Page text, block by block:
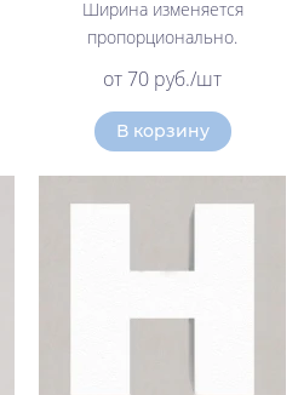
Ширина изменяется
пропорционально.
от 70 руб./шт
В корзину